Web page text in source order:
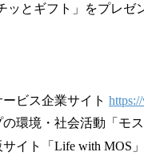
ッとギフト」をプレゼ
ビス企業サイト
環境・社会活動「モス
イト「Life with MOS」